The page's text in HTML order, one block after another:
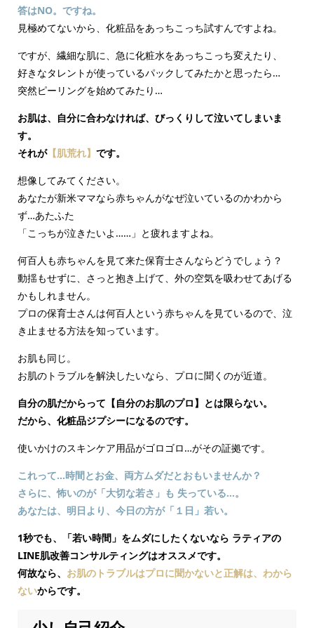
答はNO。ですね。
見極めてないから、化粧品をあっちこっち試すんですよね。
ですが、繊細な肌に、急に化粧水をあっちこっち変えたり、
好きなタレントが使っているパックしてみたかと思ったら…
突然ピーリングを始めてみたり…
お肌は、自分に合わなければ、びっくりして泣いてしまいま
す。
それが【肌荒れ】 です。
想像してみてください。
あなたが新米ママなら赤ちゃんがなぜ泣いているのかわから
ず…あたふた
「こっちが泣きたいよ……」と疲れますよね。
何百人も赤ちゃんを見て来た保育士さんならどうでしょう？
動揺もせずに、さっと抱き上げて、外の空気を吸わせてあげる
かもしれません。
プロの保育士さんは何百人という赤ちゃんを見ているので、泣
き止ませる方法を知っています。
お肌も同じ。
お肌のトラブルを解決したいなら、プロに聞くのが近道。
自分の肌だからって【自分のお肌のプロ】とは限らない。
だから、化粧品ジプシーになるのです。
使いかけのスキンケア用品がゴロゴロ…がその証拠です。
これって…時間とお金、両方ムダだとおもいませんか？
さらに、怖いのが「大切な若さ」も 失っている…。
あなたは、明日より、今日の方が「１日」若い。
1秒でも、「若い時間」をムダにしたくないなら ラティアの
LINE肌改善コンサルティングはオススメです。
何故なら、 お肌のトラブルはプロに聞かないと正解は、わから
ないからです。